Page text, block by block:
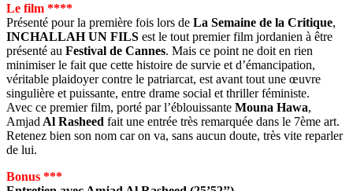
Le film ****
Présenté pour la première fois lors de La Semaine de la Critique,
INCHALLAH UN FILS est le tout premier film jordanien à être
présenté au Festival de Cannes. Mais ce point ne doit en rien
minimiser le fait que cette histoire de survie et d’émancipation,
véritable plaidoyer contre le patriarcat, est avant tout une œuvre
singulière et puissante, entre drame social et thriller féministe.
Avec ce premier film, porté par l’éblouissante Mouna Hawa,
Amjad Al Rasheed fait une entrée très remarquée dans le 7ème art.
Retenez bien son nom car on va, sans aucun doute, très vite reparler
de lui.
Bonus ***